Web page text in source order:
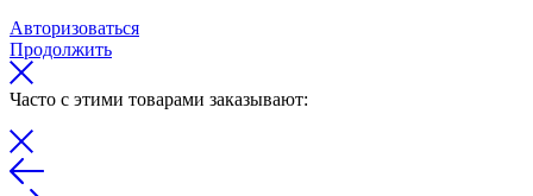
Авторизоваться
Продолжить
Часто с этими товарами заказывают: